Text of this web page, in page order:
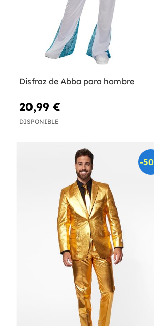
Disfraz de Abba para hombre
20,99 €
DISPONIBLE
-